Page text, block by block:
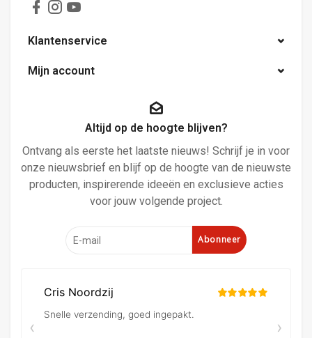
Klantenservice
Mijn account
Altijd op de hoogte blijven?
Ontvang als eerste het laatste nieuws! Schrijf je in voor
onze nieuwsbrief en blijf op de hoogte van de nieuwste
producten, inspirerende ideeën en exclusieve acties
voor jouw volgende project.
Abonneer